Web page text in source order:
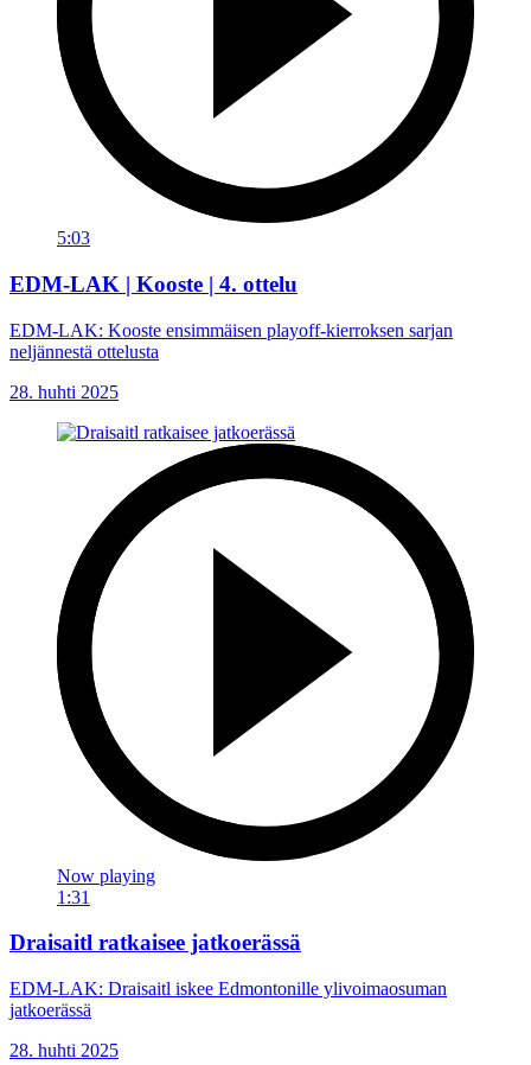
5:03
EDM-LAK | Kooste | 4. ottelu
EDM-LAK: Kooste ensimmäisen playoff-kierroksen sarjan
neljännestä ottelusta
28. huhti 2025
Now playing
1:31
Draisaitl ratkaisee jatkoerässä
EDM-LAK: Draisaitl iskee Edmontonille ylivoimaosuman
jatkoerässä
28. huhti 2025